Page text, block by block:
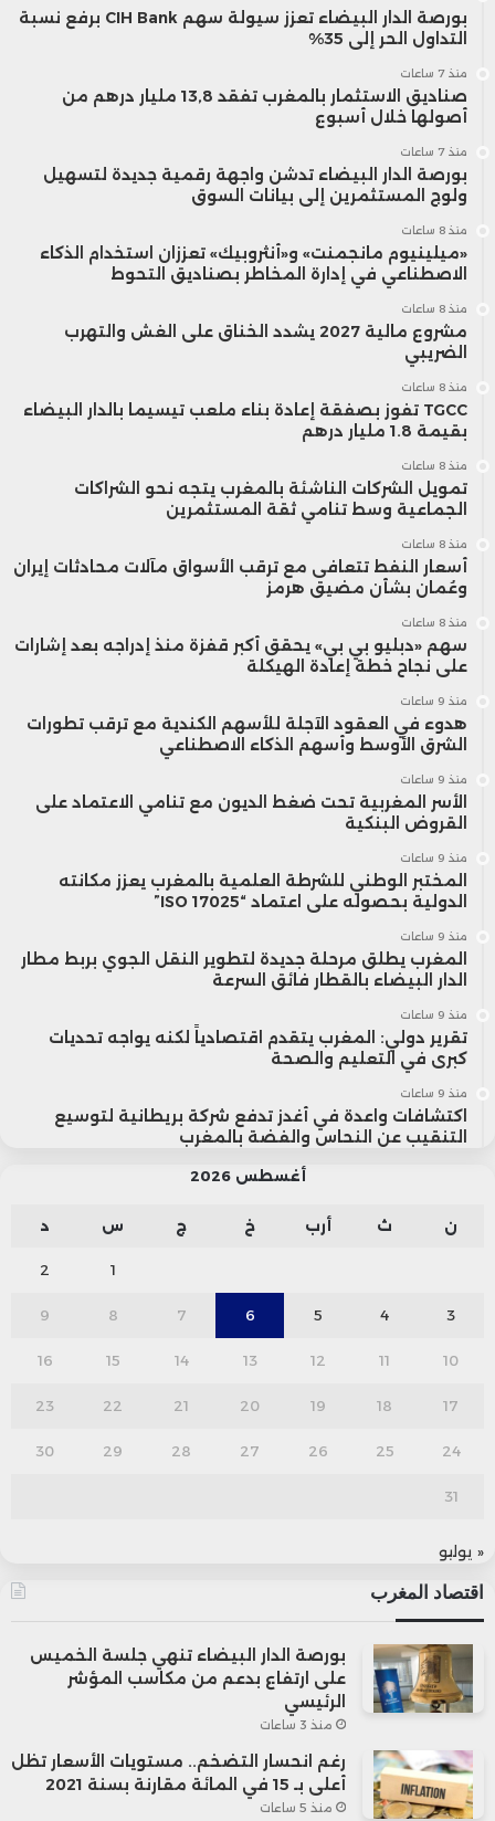
بورصة الدار البيضاء تعزز سيولة سهم CIH Bank برفع نسبة
التداول الحر إلى 35%
منذ 7 ساعات
صناديق الاستثمار بالمغرب تفقد 13,8 مليار درهم من
أصولها خلال أسبوع
منذ 7 ساعات
بورصة الدار البيضاء تدشن واجهة رقمية جديدة لتسهيل
ولوج المستثمرين إلى بيانات السوق
منذ 8 ساعات
«ميلينيوم مانجمنت» و«أنثروبيك» تعززان استخدام الذكاء
الاصطناعي في إدارة المخاطر بصناديق التحوط
منذ 8 ساعات
مشروع مالية 2027 يشدد الخناق على الغش والتهرب
الضريبي
منذ 8 ساعات
TGCC تفوز بصفقة إعادة بناء ملعب تيسيما بالدار البيضاء
بقيمة 1.8 مليار درهم
منذ 8 ساعات
تمويل الشركات الناشئة بالمغرب يتجه نحو الشراكات
الجماعية وسط تنامي ثقة المستثمرين
منذ 8 ساعات
أسعار النفط تتعافى مع ترقب الأسواق مآلات محادثات إيران
وعُمان بشأن مضيق هرمز
منذ 8 ساعات
سهم «دبليو بي بي» يحقق أكبر قفزة منذ إدراجه بعد إشارات
على نجاح خطة إعادة الهيكلة
منذ 9 ساعات
هدوء في العقود الآجلة للأسهم الكندية مع ترقب تطورات
الشرق الأوسط وأسهم الذكاء الاصطناعي
منذ 9 ساعات
الأسر المغربية تحت ضغط الديون مع تنامي الاعتماد على
القروض البنكية
منذ 9 ساعات
المختبر الوطني للشرطة العلمية بالمغرب يعزز مكانته
الدولية بحصوله على اعتماد “ISO 17025”
منذ 9 ساعات
المغرب يطلق مرحلة جديدة لتطوير النقل الجوي بربط مطار
الدار البيضاء بالقطار فائق السرعة
منذ 9 ساعات
تقرير دولي: المغرب يتقدم اقتصادياً لكنه يواجه تحديات
كبرى في التعليم والصحة
منذ 9 ساعات
اكتشافات واعدة في أغدز تدفع شركة بريطانية لتوسيع
التنقيب عن النحاس والفضة بالمغرب
أغسطس 2026
ن ث أرب خ ج س د
1
2
3
4
5
6
7
8
9
10
11
12
13
14
15
16
17
18
19
20
21
22
23
24
25
26
27
28
29
30
31
« يوليو
اقتصاد المغرب
بورصة الدار البيضاء تنهي جلسة الخميس
على ارتفاع بدعم من مكاسب المؤشر
الرئيسي
منذ 3 ساعات
رغم انحسار التضخم.. مستويات الأسعار تظل
أعلى بـ 15 في المائة مقارنة بسنة 2021
منذ 5 ساعات